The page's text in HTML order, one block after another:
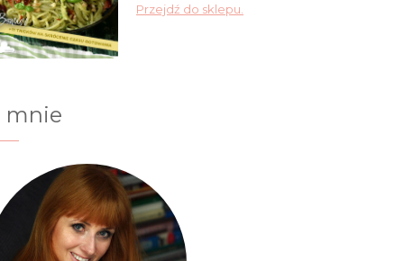
Przejdź do sklepu.
mnie